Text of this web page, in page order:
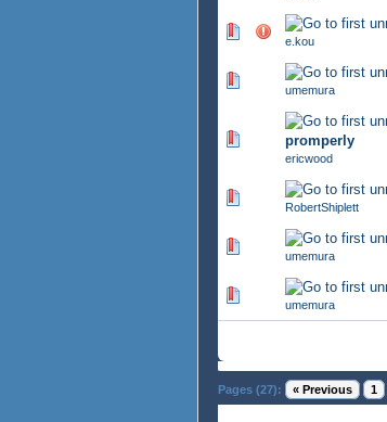
e.kou
393
umemura
326
promperly
ericwood
458
RobertShiplett
356
umemura
366
umemura
349
Pages (27): « Previous 1